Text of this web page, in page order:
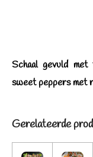
Schaal gevuld met
sweet peppers met
Gerelateerde